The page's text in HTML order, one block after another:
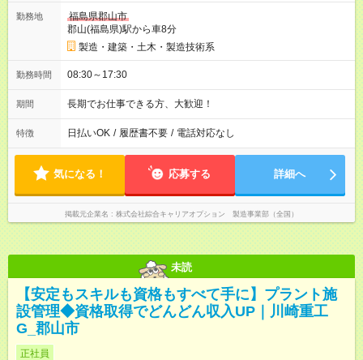
勤務地
福島県郡山市
郡山(福島県)駅から車8分
製造・建築・土木・製造技術系
勤務時間 08:30～17:30
期間 長期でお仕事できる方、大歓迎！
特徴 日払いOK / 履歴書不要 / 電話対応なし
気になる！ 応募する 詳細へ
掲載元企業名 株式会社綜合キャリアオプション 製造事業部（全国）
未読
【安定もスキルも資格もすべて手に】プラント施
設管理◆資格取得でどんどん収入UP｜川崎重工
G_郡山市
正社員